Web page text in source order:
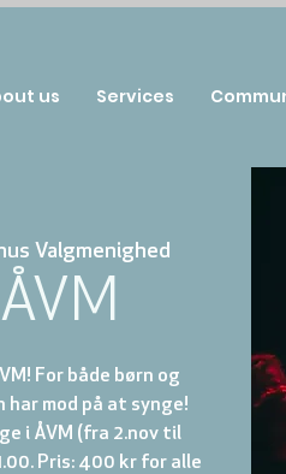
Valgmenighed
For både børn og
har mod på at synge!
i ÅVM (fra 2.nov til
Pris: 400 kr for alle
us Services